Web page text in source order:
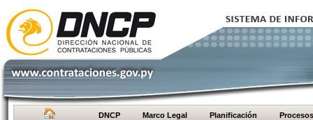
DNCP Marco Legal Planificación Procesos